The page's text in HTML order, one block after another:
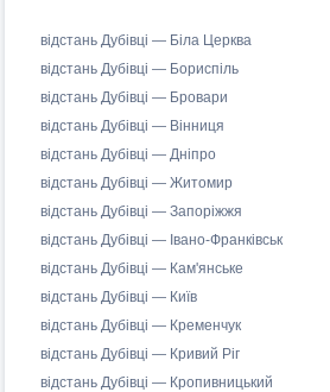
відстань Дубівці — Біла Церква
відстань Дубівці — Бориспіль
відстань Дубівці — Бровари
відстань Дубівці — Вінниця
відстань Дубівці — Дніпро
відстань Дубівці — Житомир
відстань Дубівці — Запоріжжя
відстань Дубівці — Івано-Франківськ
відстань Дубівці — Кам'янське
відстань Дубівці — Київ
відстань Дубівці — Кременчук
відстань Дубівці — Кривий Ріг
відстань Дубівці — Кропивницький